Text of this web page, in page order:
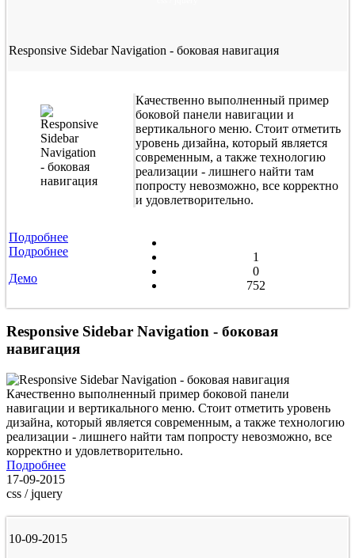
Responsive Sidebar Navigation - боковая навигация
Качественно выполненный пример
боковой панели навигации и
вертикального меню. Стоит отметить
уровень дизайна, который является
современным, а также технологию
реализации - лишнего найти там
попросту невозможно, все корректно
и удовлетворительно.
Подробнее
Подробнее
Демо
1
0
752
Responsive Sidebar Navigation - боковая
навигация
Качественно выполненный пример боковой панели
навигации и вертикального меню. Стоит отметить уровень
дизайна, который является современным, а также технологию
реализации - лишнего найти там попросту невозможно, все
корректно и удовлетворительно.
Подробнее
17-09-2015
css / jquery
10-09-2015